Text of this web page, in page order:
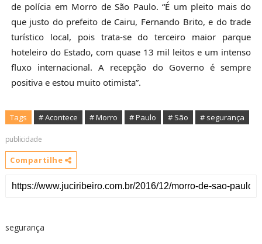
de polícia em Morro de São Paulo. “É um pleito mais do
que justo do prefeito de Cairu, Fernando Brito, e do trade
turístico local, pois trata-se do terceiro maior parque
hoteleiro do Estado, com quase 13 mil leitos e um intenso
fluxo internacional. A recepção do Governo é sempre
positiva e estou muito otimista”.
Tags # Acontece # Morro # Paulo # São # segurança
publicidade
Compartilhe
segurança